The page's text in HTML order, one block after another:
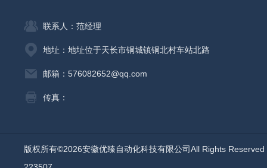
联系人：范经理
地址：地址位于天长市铜城镇铜北村车站北路
邮箱：576082652@qq.com
传真：
版权所有©2026安徽优臻自动化科技有限公司All Rights